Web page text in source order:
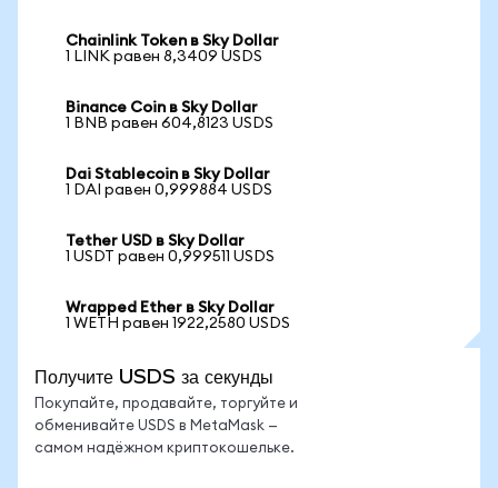
Chainlink Token в Sky Dollar
1 LINK равен 8,3409 USDS
Binance Coin в Sky Dollar
1 BNB равен 604,8123 USDS
Dai Stablecoin в Sky Dollar
1 DAI равен 0,999884 USDS
Tether USD в Sky Dollar
1 USDT равен 0,999511 USDS
Wrapped Ether в Sky Dollar
1 WETH равен 1922,2580 USDS
Получите USDS за секунды
Покупайте, продавайте, торгуйте и
обменивайте USDS в MetaMask —
самом надёжном криптокошельке.